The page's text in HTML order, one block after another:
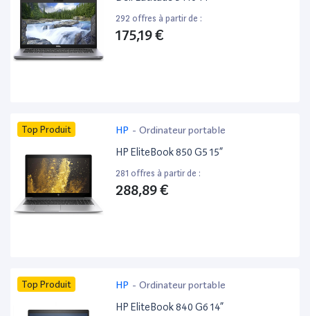
292 offres à partir de :
175,19 €
Top Produit HP - Ordinateur portable
HP EliteBook 850 G5 15”
281 offres à partir de :
288,89 €
Top Produit HP - Ordinateur portable
HP EliteBook 840 G6 14”